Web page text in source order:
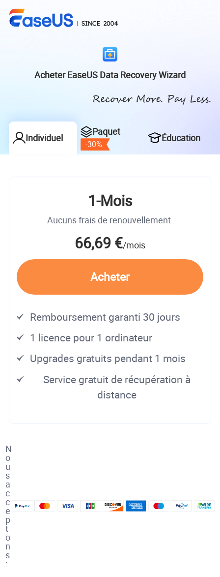
Acheter EaseUS Data Recovery Wizard
Individuel
Paquet
-30%
Éducation
1-Mois
Aucuns frais de renouvellement.
66,69 €/mois
Acheter
Remboursement garanti 30 jours
1 licence pour 1 ordinateur
Upgrades gratuits pendant 1 mois
Service gratuit de récupération à
distance
N
o
u
s
a
c
c
e
p
t
o
n
s
: